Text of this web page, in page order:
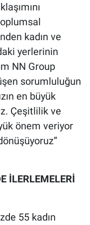
kadın ve
yerlerinin
NN Group
sorumluluğun
en büyük
Çeşitlilik ve
önem veriyor
İLERLEMELERİ
55 kadın